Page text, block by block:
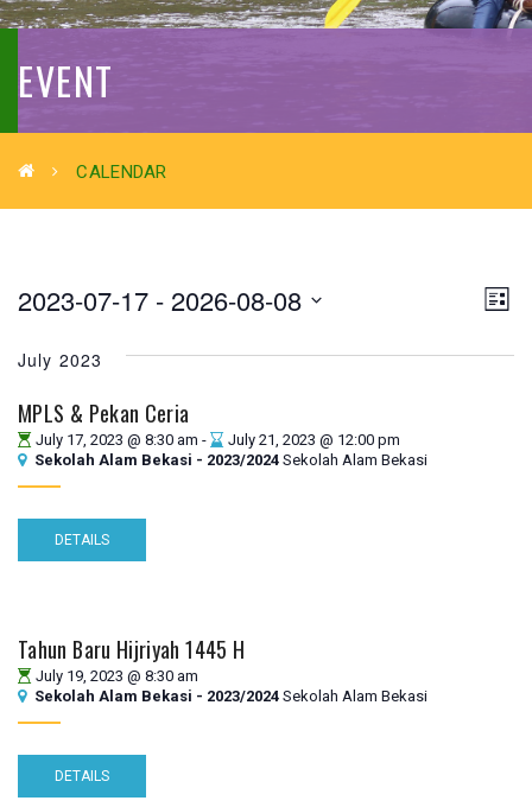
EVENT
CALENDAR
List
2023-07-17 - 2026-08-08
date.
July 2023
MPLS & Pekan Ceria
July 17, 2023 @ 8:30 am -
July 21, 2023 @ 12:00 pm
Sekolah Alam Bekasi - 2023/2024 Sekolah Alam Bekasi
DETAILS
Tahun Baru Hijriyah 1445 H
July 19, 2023 @ 8:30 am
Sekolah Alam Bekasi - 2023/2024 Sekolah Alam Bekasi
DETAILS